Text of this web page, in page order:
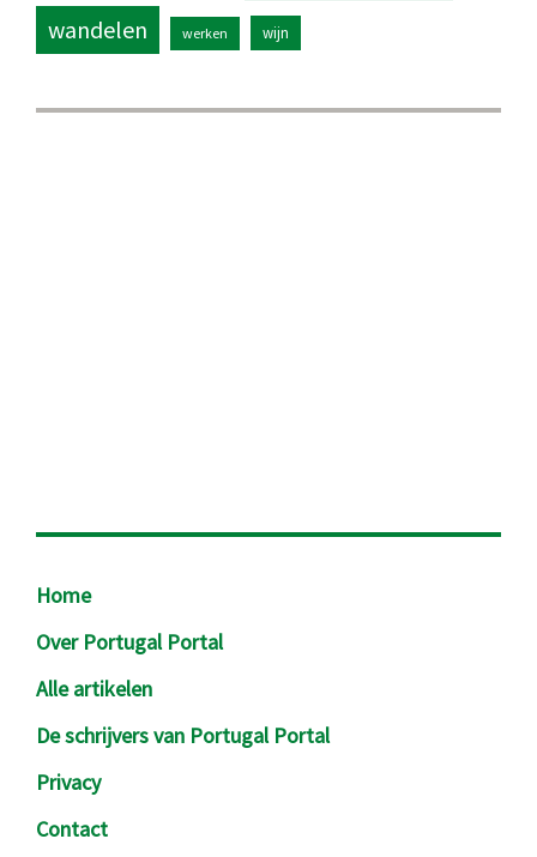
wandelen werken wijn
Footer
Home
Over Portugal Portal
Alle artikelen
De schrijvers van Portugal Portal
Privacy
Contact